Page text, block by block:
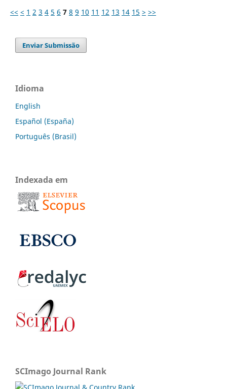
<< < 1 2 3 4 5 6 7 8 9 10 11 12 13 14 15 > >>
Enviar Submissão
Idioma
English
Español (España)
Português (Brasil)
Indexada em
SCImago Journal Rank